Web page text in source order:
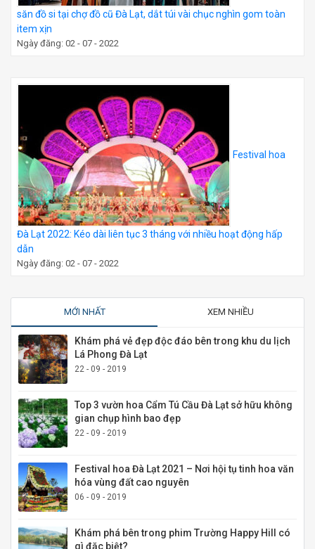
săn đồ si tại chợ đồ cũ Đà Lạt, dắt túi vài chục nghìn gom toàn
item xịn
Ngày đăng: 02 - 07 - 2022
Festival hoa
Đà Lạt 2022: Kéo dài liên tục 3 tháng với nhiều hoạt động hấp
dẫn
Ngày đăng: 02 - 07 - 2022
MỚI NHẤT XEM NHIỀU
Khám phá vẻ đẹp độc đáo bên trong khu du lịch
Lá Phong Đà Lạt
22 - 09 - 2019
Top 3 vườn hoa Cẩm Tú Cầu Đà Lạt sở hữu không
gian chụp hình bao đẹp
22 - 09 - 2019
Festival hoa Đà Lạt 2021 – Nơi hội tụ tinh hoa văn
hóa vùng đất cao nguyên
06 - 09 - 2019
Khám phá bên trong phim Trường Happy Hill có
gì đặc biệt?